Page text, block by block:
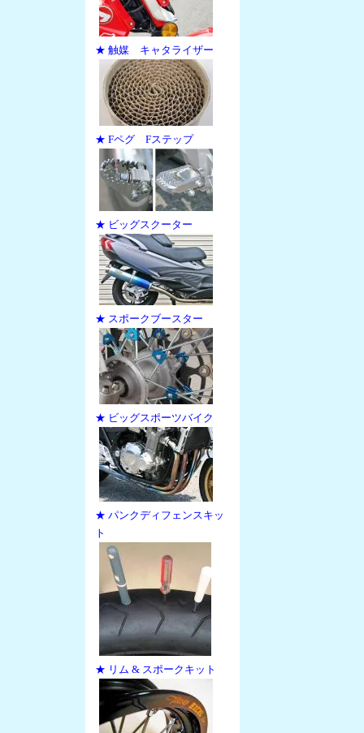
★ 触媒 キャタライザー
★ Fペグ Fステップ
★ ビッグスクーター
★ スポークブースター
★ ビッグスポーツバイク
★ パンクディフェンスキッ
ト
★ リム & スポークキット